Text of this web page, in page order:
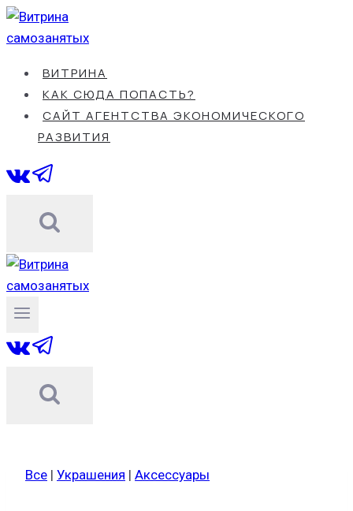
Перейти
к
ВИТРИНА
КАК СЮДА ПОПАСТЬ?
САЙТ АГЕНТСТВА ЭКОНОМИЧЕСКОГО
РАЗВИТИЯ
Все | Украшения | Аксессуары